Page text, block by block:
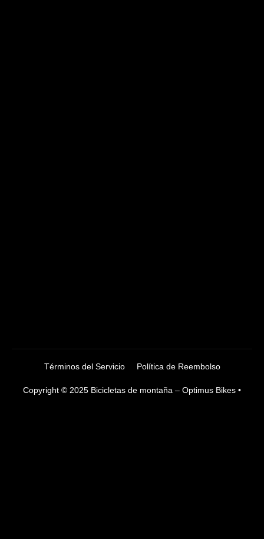
Copyright © 2025 Bicicletas de montaña – Optimus Bikes •
Términos del Servicio Política de Reembolso